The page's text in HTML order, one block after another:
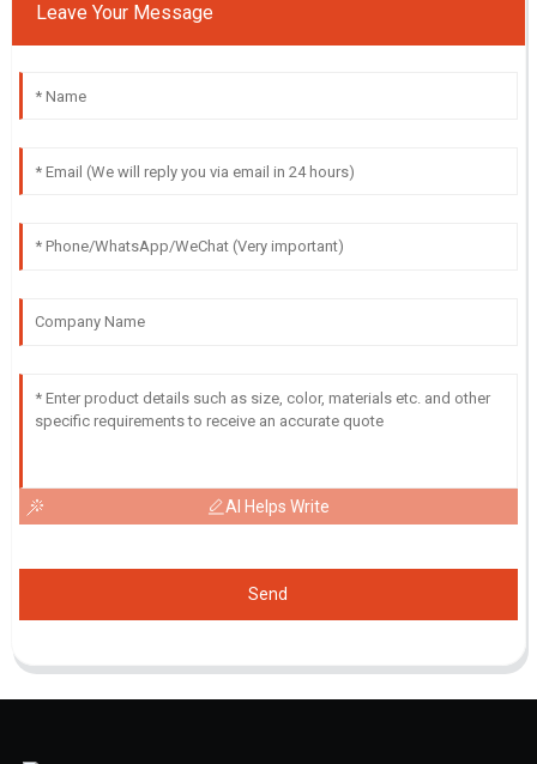
Leave Your Message
AI Helps Write
Send